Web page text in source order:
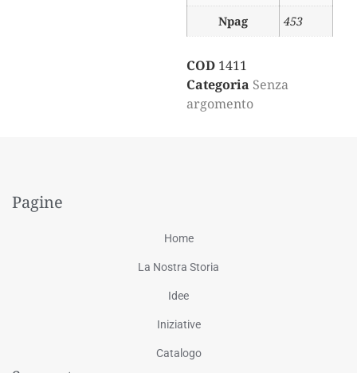
Npag
453
COD 1411
Categoria Senza
argomento
Pagine
Home
La Nostra Storia
Idee
Iniziative
Catalogo